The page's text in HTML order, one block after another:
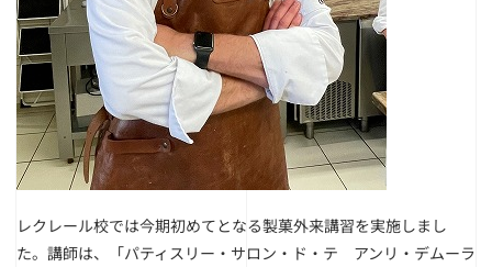
レクレール校では今期初めてとなる製菓外来講習を実施しまし
た。 講師は、「パティスリー・サロン・ド・テ アンリ・デムーラ